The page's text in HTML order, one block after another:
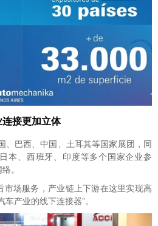
接更加立体
、巴西、中国、土耳其等国家展团，同
本、西班牙、印度等多个国家企业参
。
市场服务，产业链上下游在这里实现高
产业的线下连接器”。